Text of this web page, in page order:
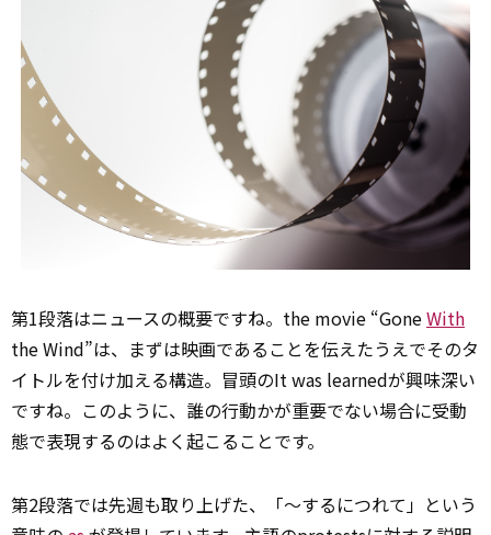
第1段落はニュースの概要ですね。the movie “GoneWith
the Wind”は、まずは映画であることを伝えたうえでそのタ
イトルを付け加える構造。冒頭のIt was learnedが興味深い
ですね。このように、誰の行動かが重要でない場合に受動
態で表現するのはよく起こることです。
第2段落では先週も取り上げた、「～するにつれて」という